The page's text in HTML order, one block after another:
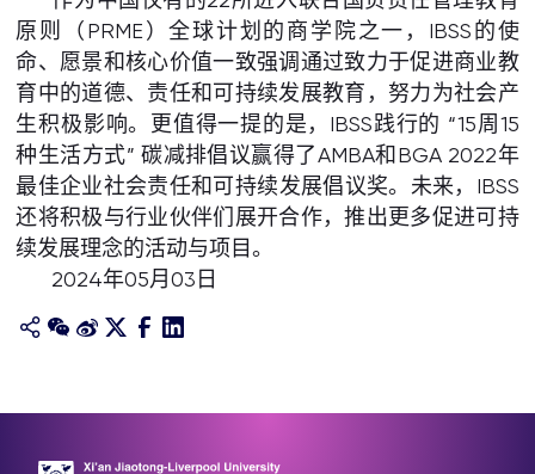
原则（PRME）全球计划的商学院之一，IBSS的使
命、愿景和核心价值一致强调通过致力于促进商业教
育中的道德、责任和可持续发展教育，努力为社会产
生积极影响。更值得一提的是，IBSS践行的 “15周15
种生活方式” 碳减排倡议赢得了AMBA和BGA 2022年
最佳企业社会责任和可持续发展倡议奖。未来，IBSS
还将积极与行业伙伴们展开合作，推出更多促进可持
续发展理念的活动与项目。
2024年05月03日